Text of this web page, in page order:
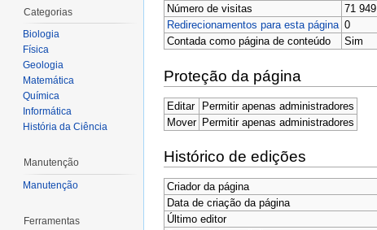
Número de visitas
71 949
Redirecionamentos para esta página 0
Contada como página de conteúdo
Sim
Proteção da página
Editar
Permitir apenas administradores
Mover Permitir apenas administradores
Histórico de edições
Criador da página
Data de criação da página
Último editor
Categorias
Biologia
Física
Geologia
Matemática
Química
Informática
História da Ciência
Manutenção
Manutenção
Ferramentas